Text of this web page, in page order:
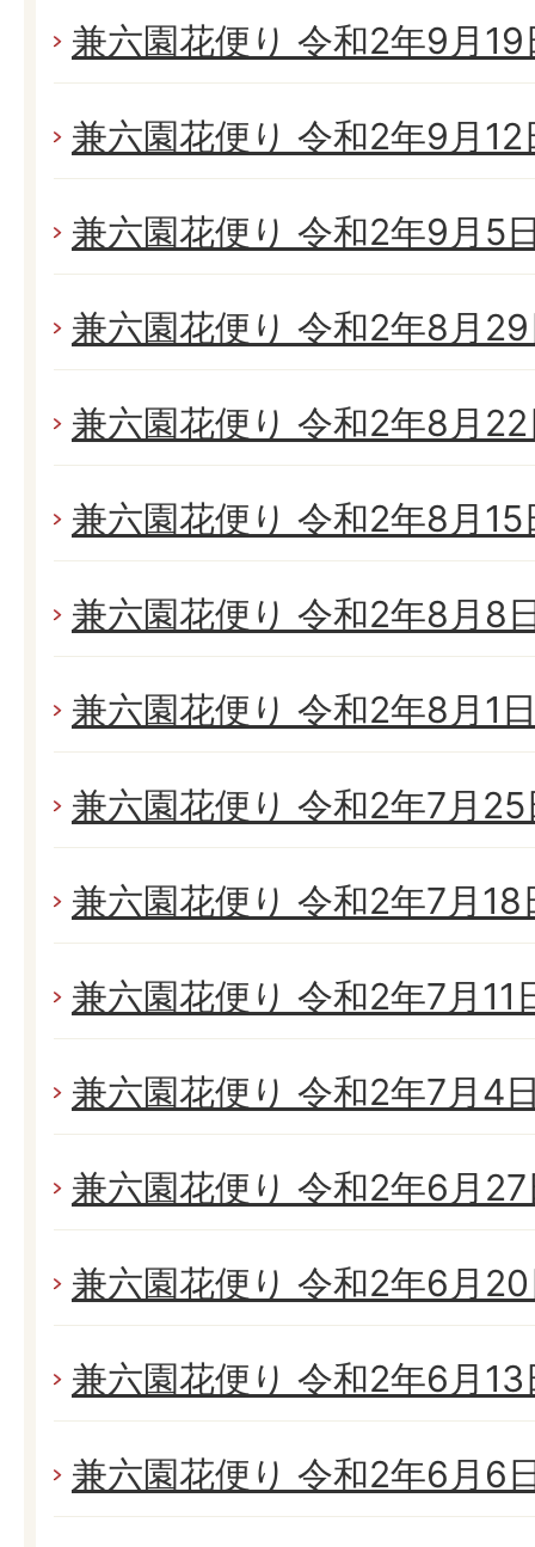
兼六園花便り 令和2年9月
兼六園花便り 令和2年9月
兼六園花便り 令和2年9月5
兼六園花便り 令和2年8月
兼六園花便り 令和2年8月
兼六園花便り 令和2年8月
兼六園花便り 令和2年8月8
兼六園花便り 令和2年8月1
兼六園花便り 令和2年7月
兼六園花便り 令和2年7月
兼六園花便り 令和2年7月11
兼六園花便り 令和2年7月4
兼六園花便り 令和2年6月
兼六園花便り 令和2年6月
兼六園花便り 令和2年6月
兼六園花便り 令和2年6月6